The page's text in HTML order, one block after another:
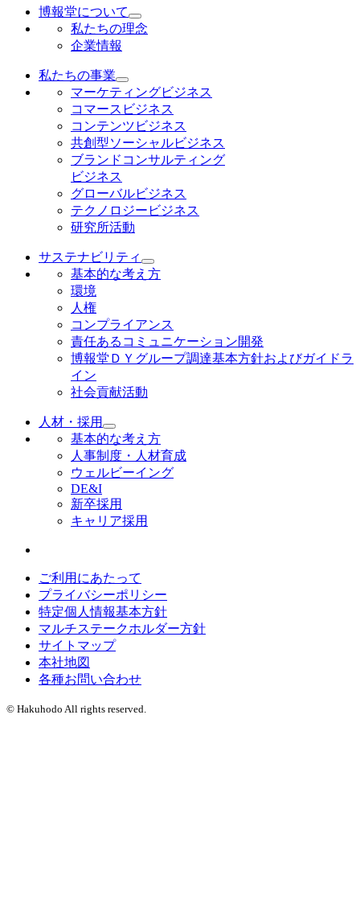
博報堂について
私たちの理念
企業情報
私たちの事業
マーケティングビジネス
コマースビジネス
コンテンツビジネス
共創型ソーシャルビジネス
ブランドコンサルティング
ビジネス
グローバルビジネス
テクノロジービジネス
研究所活動
サステナビリティ
基本的な考え方
環境
人権
コンプライアンス
責任あるコミュニケーション開発
博報堂ＤＹグループ調達基本方針およびガイドラ
イン
社会貢献活動
人材・採用
基本的な考え方
人事制度・人材育成
ウェルビーイング
DE&I
新卒採用
キャリア採用
ご利用にあたって
プライバシーポリシー
特定個人情報基本方針
マルチステークホルダー方針
サイトマップ
本社地図
各種お問い合わせ
© Hakuhodo All rights reserved.